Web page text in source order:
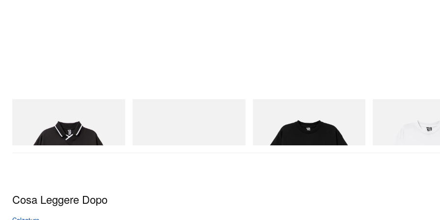
Billionaire Boys Club X Initial D Game
Acquista ora
Billionaire Boys Club X Initial D Cotton T-
Acquista ora
Billionaire Boys Club X
Cosa Leggere Dopo